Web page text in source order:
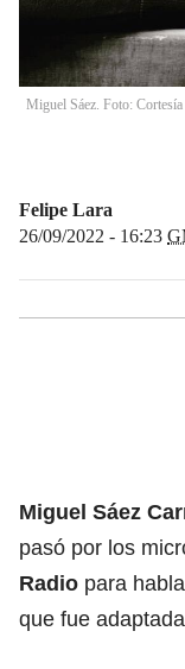
Miguel Sáez. Foto:
Felipe Lara
26/09/2022 - 16:23
Miguel Sáez
pasó por los
Radio para
que fue